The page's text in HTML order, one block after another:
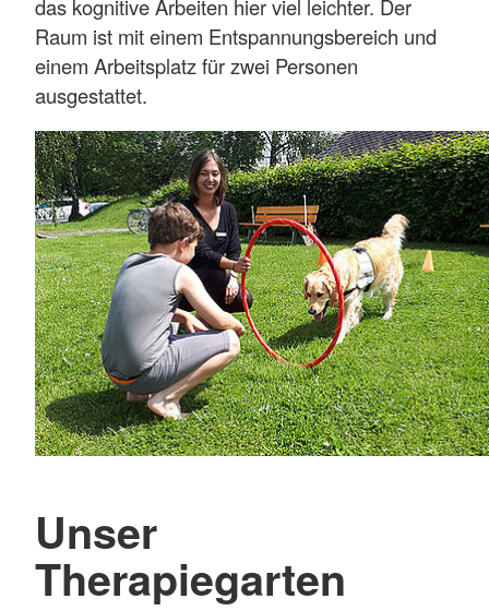
das kognitive Arbeiten hier viel leichter. Der
Raum ist mit einem Entspannungsbereich und
einem Arbeitsplatz für zwei Personen
ausgestattet.
Unser
Therapiegarten